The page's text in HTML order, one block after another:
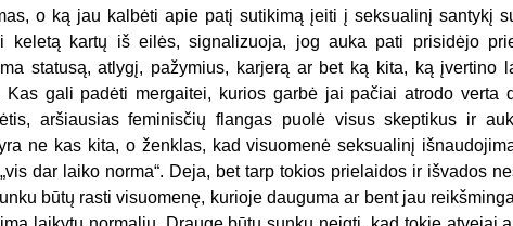
o ką jau kalbėti apie patį sutikimą įeiti į seksualinį santykį
keletą kartų iš eilės, signalizuoja, jog auka pati prisidėjo
statusą, atlygį, pažymius, karjerą ar bet ką kita, ką įvertino
Kas gali padėti mergaitei, kurios garbė jai pačiai atrodo verta
aršiausias feminisčių flangas puolė visus skeptikus ir
ne kas kita, o ženklas, kad visuomenė seksualinį
dar laiko norma“. Deja, bet tarp tokios prielaidos ir išvados
būtų rasti visuomenę, kurioje dauguma ar bent jau